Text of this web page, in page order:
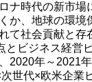
ナ時代の新市
か、地球の環境
て社会貢献と
とビジネス経営
2020年～2021
次世代×欧米企